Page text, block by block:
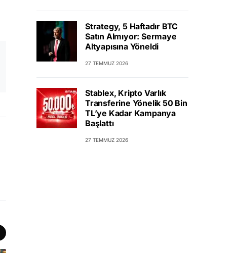
Strategy, 5 Haftadır BTC
Satın Almıyor: Sermaye
Altyapısına Yöneldi
27 TEMMUZ 2026
Stablex, Kripto Varlık
Transferine Yönelik 50 Bin
TL’ye Kadar Kampanya
Başlattı
27 TEMMUZ 2026